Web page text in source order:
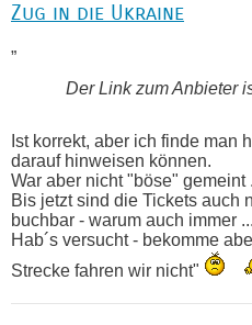
Zug in die Ukraine
„
Der Link zum Anbieter
Ist korrekt, aber ich finde man
darauf hinweisen können.
War aber nicht "böse" gemeint
Bis jetzt sind die Tickets auch
buchbar - warum auch immer ...
Hab´s versucht - bekomme
Strecke fahren wir nicht"